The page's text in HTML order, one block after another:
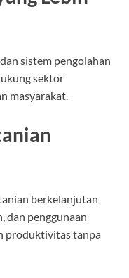
sistem pengolahan
sektor
masyarakat.
berkelanjutan
dan penggunaan
produktivitas tanpa